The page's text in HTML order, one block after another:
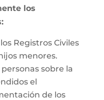
los
Registros Civiles
menores.
sobre la
el
de los